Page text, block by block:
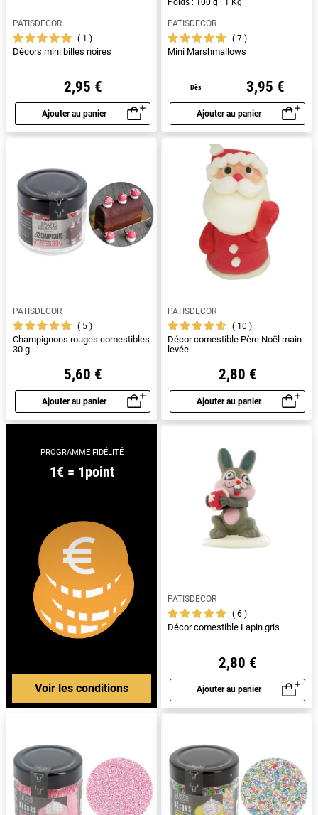
PATISDECOR
1
Décors mini billes noires
2,95 €
Ajouter au panier
Aperçu rapide
Poids : 100 g · 1 Kg
PATISDECOR
7
Mini Marshmallows
Dès 3,95 €
Ajouter au panier
Aperçu rapide
PATISDECOR
5
Champignons rouges comestibles
30 g
5,60 €
Ajouter au panier
Aperçu rapide
PATISDECOR
10
Décor comestible Père Noël main
levée
2,80 €
Ajouter au panier
Aperçu rapide
PROGRAMME FIDÉLITÉ
1€ = 1point
Voir les conditions
PATISDECOR
6
Décor comestible Lapin gris
2,80 €
Ajouter au panier
Aperçu rapide